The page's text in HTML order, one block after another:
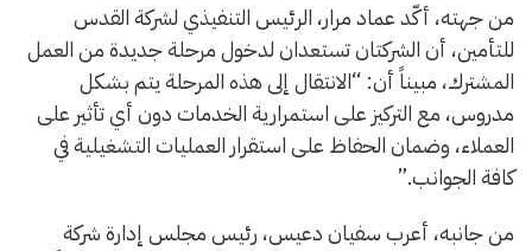
من جهته، أكّد عماد مرار، الرئيس التنفيذي لشركة القدس
للتأمين، أن الشركتان تستعدان لدخول مرحلة جديدة من العمل
المشترك، مبيناً أن: “الانتقال إلى هذه المرحلة يتم بشكل
مدروس، مع التركيز على استمرارية الخدمات دون أي تأثير على
العملاء، وضمان الحفاظ على استقرار العمليات التشغيلية في
كافة الجوانب.”
من جانبه، أعرب سفيان دعيس، رئيس مجلس إدارة شركة